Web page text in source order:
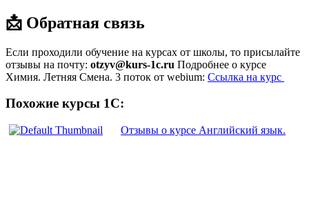
📩 Обратная связь
Если проходили обучение на курсах от школы, то присылайте
отзывы на почту: otzyv@kurs-1c.ru Подробнее о курсе
Химия. Летняя Смена. 3 поток от webium: Ссылка на курс
Похожие курсы 1С:
Отзывы о курсе Английский язык.